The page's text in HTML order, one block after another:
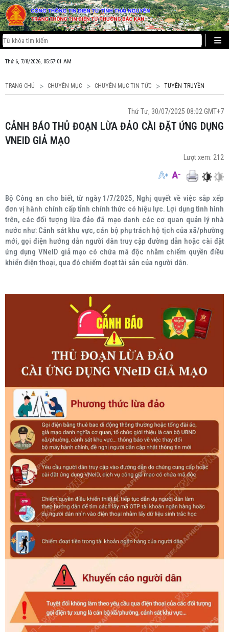
Thứ 6, 7/8/2026, 05:57:01 AM
TRANG CHỦ CHUYÊN MỤC CHUYÊN MỤC TIN TỨC TUYÊN TRUYỀN
Thứ Tư, 30/07/2025 08:02 GMT+7
CẢNH BÁO THỦ ĐOẠN LỪA ĐẢO CÀI ĐẶT ỨNG DỤNG
VNEID GIẢ MẠO
Lượt xem: 212
Bộ Công an cho biết, từ ngày 1/7/2025, Nghị quyết về việc sắp xếp
đơn vị hành chính cấp tỉnh chính thức có hiệu lực. Lợi dụng tình hình
trên, các đối tượng lừa đảo đã mạo danh các cơ quan quản lý nhà
nước như: Cảnh sát khu vực, cán bộ phụ trách hộ tịch của xã/phường
mới, gọi điện hướng dẫn người dân truy cập đường dẫn hoặc cài đặt
ứng dụng VNeID giả mạo có chứa mã độc nhằm chiếm quyền điều
khiển điện thoại, qua đó chiếm đoạt tài sản của người dân.